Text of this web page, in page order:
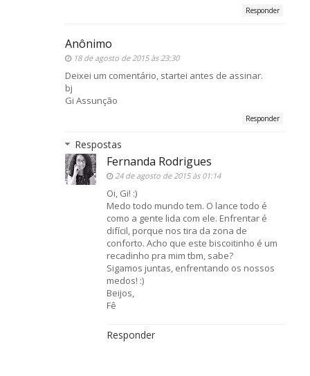
Responder
Anônimo
18 de agosto de 2015 às 23:30
Deixei um comentário, startei antes de assinar.
bj
Gi Assunção
Responder
Respostas
Fernanda Rodrigues
24 de agosto de 2015 às 01:14
Oi, Gi! :)
Medo todo mundo tem. O lance todo é
como a gente lida com ele. Enfrentar é
difícil, porque nos tira da zona de
conforto. Acho que este biscoitinho é um
recadinho pra mim tbm, sabe?
Sigamos juntas, enfrentando os nossos
medos! :)
Beijos,
Fê
Responder